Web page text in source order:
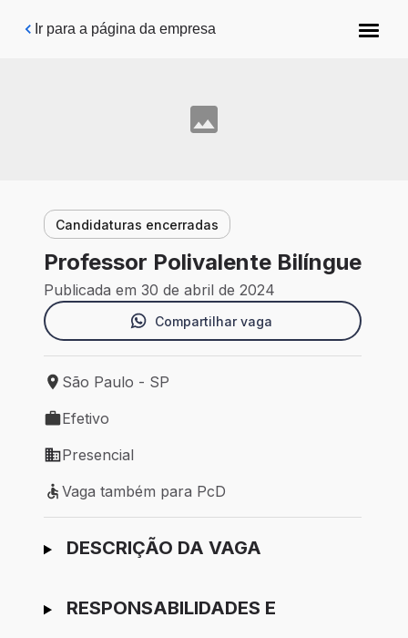
Pular para o conteúdo principal
Ir para a página da empresa
Candidaturas encerradas
Professor Polivalente Bilíngue
Publicada em 30 de abril de 2024
Compartilhar vaga
Local de trabalho: São Paulo - SP
São Paulo - SP
Tipo de vaga: Efetivo
Efetivo
Modelo de trabalho: Presencial
Presencial
Vaga também para PcD
Vaga também para PcD
Ir para candidatura
DESCRIÇÃO DA VAGA
RESPONSABILIDADES E